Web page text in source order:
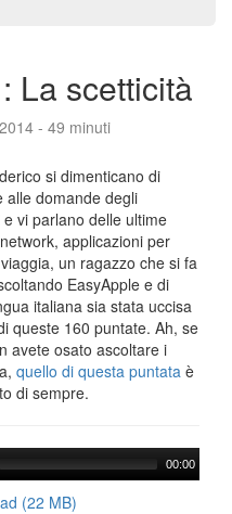
La scetticità
- 49 minuti
si dimenticano di
alle domande degli
vi parlano delle ultime
applicazioni per
un ragazzo che si fa
EasyApple e di
italiana sia stata uccisa
queste 160 puntate. Ah, se
avete osato ascoltare i
quello di questa puntata è
di sempre.
00:00
(22 MB)